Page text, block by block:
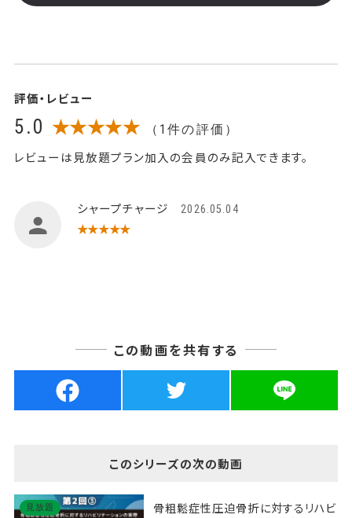
評価・レビュー
5.0 ★★★★★ （1件の評価）
レビューは見放題プラン加入の会員のみ記入できます。
シャープチャージ 2026.05.04
★★★★★
この動画を共有する
このシリーズの次の動画
見放題
骨粗鬆症性圧迫骨折に対するリハビ